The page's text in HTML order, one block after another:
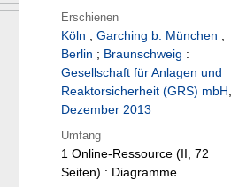
Erschienen
Köln ; Garching b. München ;
Berlin ; Braunschweig :
Gesellschaft für Anlagen und
Reaktorsicherheit (GRS) mbH,
Dezember 2013
Umfang
1 Online-Ressource (II, 72
Seiten) : Diagramme